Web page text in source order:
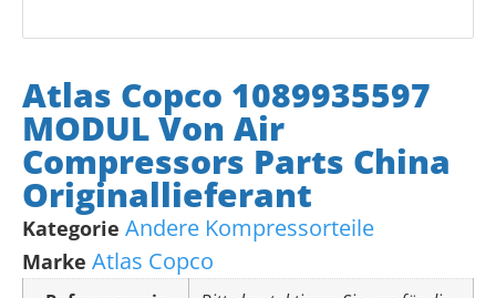
Atlas Copco 1089935597
MODUL Von Air
Compressors Parts China
Originallieferant
Kategorie Andere Kompressorteile
Marke Atlas Copco